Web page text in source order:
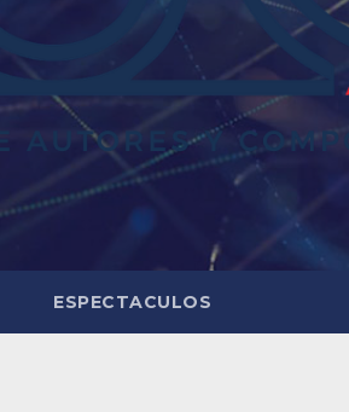
ESPECTACULOS